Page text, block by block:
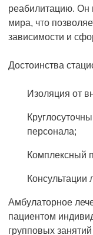
реабилитацию. Он
мира, что
зависимости и
Достоинства
Изоляция от
персонала;
Комплексный
Консультации
Амбулаторное
пациентом
групповых